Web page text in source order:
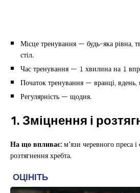
Місце тренування — будь-яка рівна,
стіл.
Час тренування — 1 хвилина на 1
Початок тренування — вранці, вдень,
Регулярність — щодня.
1. Зміцнення і
На що впливає:м’язи черевного преса
розтягнення хребта.